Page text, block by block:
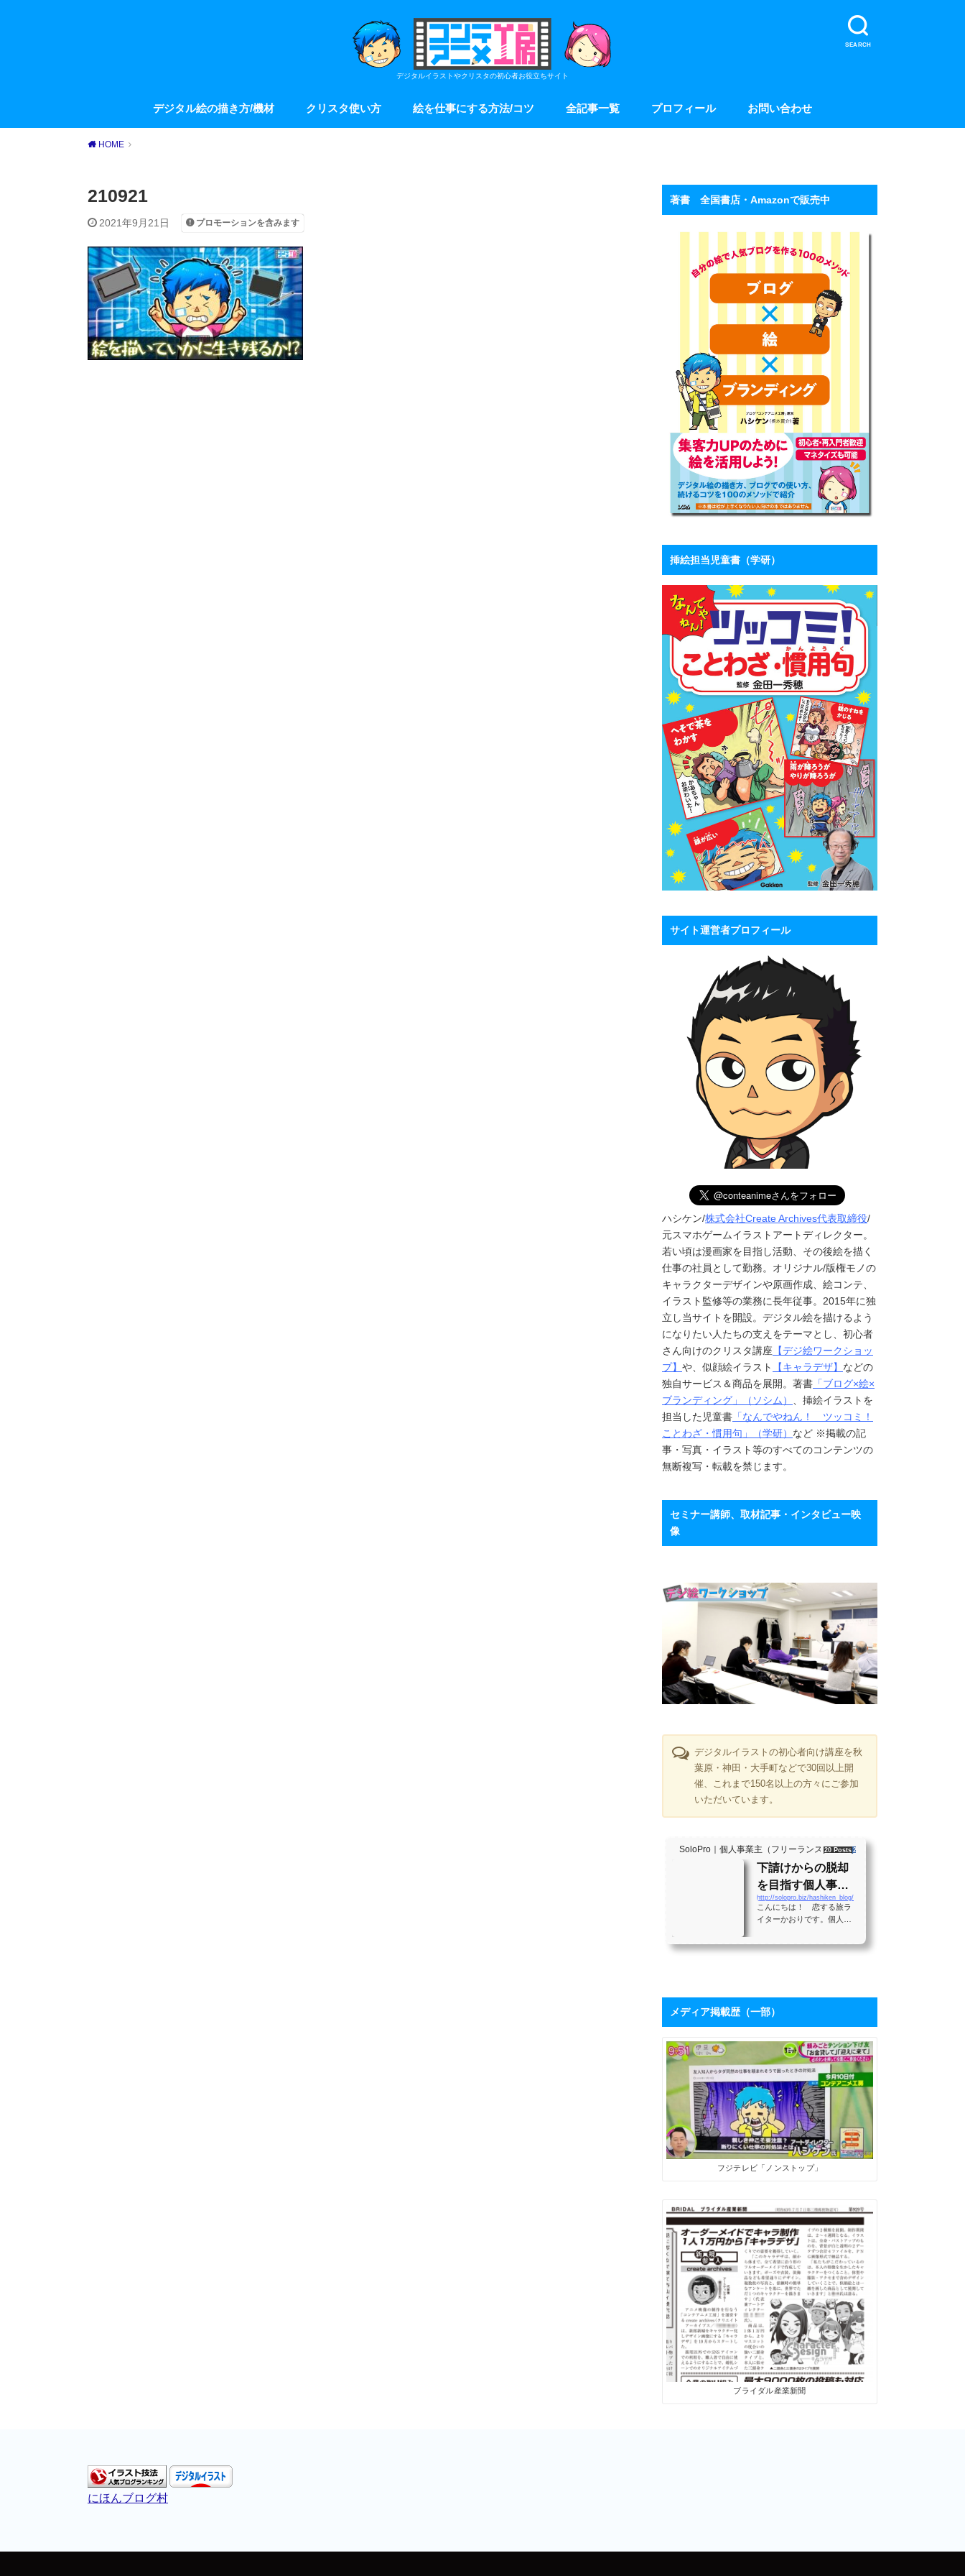
SEARCH
デジタルイラストやクリスタの初心者お役立ちサイト
デジタル絵の描き方/機材 クリスタ使い方 絵を仕事にする方法/コツ 全記事一覧 プロフィール お問い合わせ
HOME
210921
2021年9月21日 プロモーションを含みます
著書 全国書店・Amazonで販売中
挿絵担当児童書（学研）
サイト運営者プロフィール
ハシケン/株式会社Create Archives代表取締役/
元スマホゲームイラストアートディレクター。
若い頃は漫画家を目指し活動、その後絵を描く
仕事の社員として勤務。オリジナル/版権モノの
キャラクターデザインや原画作成、絵コンテ、
イラスト監修等の業務に長年従事。2015年に独
立し当サイトを開設。デジタル絵を描けるよう
になりたい人たちの支えをテーマとし、初心者
さん向けのクリスタ講座 【デジ絵ワークショッ
プ】 や、似顔絵イラスト 【キャラデザ】 などの
独自サービス＆商品を展開。著書 「ブログ×絵×
ブランディング」（ソシム）
、挿絵イラストを
担当した児童書 「なんでやねん！ ツッコミ！
ことわざ・慣用句」（学研） など ※掲載の記
事・写真・イラスト等のすべてのコンテンツの
無断複写・転載を禁じます。
セミナー講師、取材記事・インタビュー映
像
デジタルイラストの初心者向け講座を秋
葉原・神田・大手町などで30回以上開
催、これまで150名以上の方々にご参加
いただいています。
SoloPro｜個人事業主（フリーランス）・起業家、"ソロ" で働く人のライ
20 Posts 261 Shares
下請けからの脱却
を目指す個人事業
主のバイブル！？
月間28万PVの実績
んに学ぶ「ブログ
http://solopro.biz/hashiken_blog/
こんにちは！ 恋する旅ラ
イターかおりです。個人事
たちにとって、「下請け仕
るために2017年7月から「フ
リーライターの働き方」を
メインテーマにした個人ブ
ログを開設しました。ソロ
で生きる人たちにとって、
ブログは最高の武器になり
ます。数字が伸びてくれ
ば、商品やサービスを売る
ためのプロモーションツー
ルになるうえに、広告収入
やアフィリエイト報酬も見
込めます。 そこで、月間28
万PVを誇るブロ...
メディア掲載歴（一部）
フジテレビ「ノンストップ」
ブライダル産業新聞
にほんブログ村